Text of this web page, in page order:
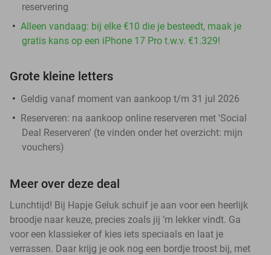
reservering
Alleen vandaag: bij elke €10 die je besteedt, maak je
gratis kans op een iPhone 17 Pro t.w.v. €1.329!
Grote kleine letters
Geldig vanaf moment van aankoop t/m 31 jul 2026
Reserveren: na aankoop online reserveren met 'Social
Deal Reserveren' (te vinden onder het overzicht: mijn
vouchers)
Meer over deze deal
Lunchtijd! Bij Hapje Geluk schuif je aan voor een heerlijk
broodje naar keuze, precies zoals jij ’m lekker vindt. Ga
voor een klassieker of kies iets speciaals en laat je
verrassen. Daar krijg je ook nog een bordje troost bij, met